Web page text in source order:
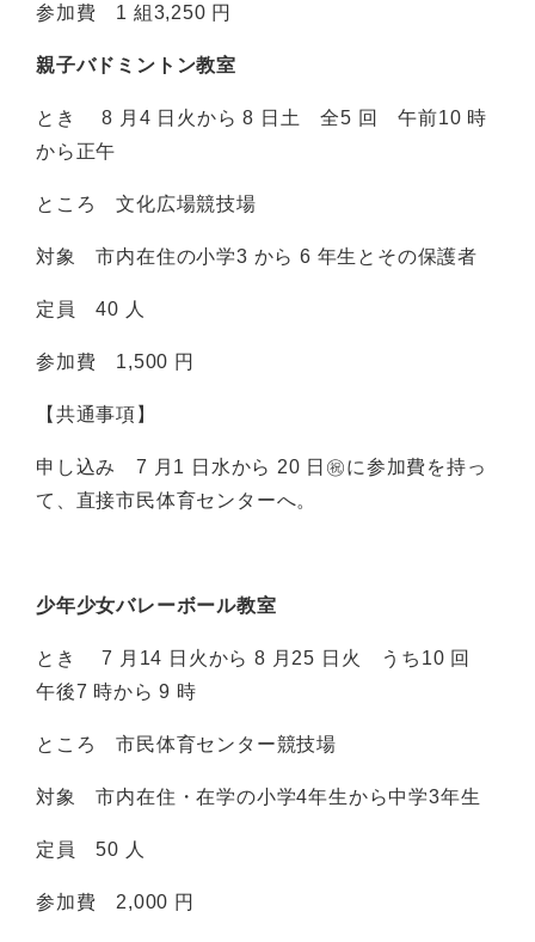
参加費 1 組3,250 円
親子バドミントン教室
とき 8 月4 日火から 8 日土 全5 回 午前10 時
から正午
ところ 文化広場競技場
対象 市内在住の小学3 から 6 年生とその保護者
定員 40 人
参加費 1,500 円
【共通事項】
申し込み 7 月1 日水から 20 日㊗に参加費を持っ
て、直接市民体育センターへ。
少年少女バレーボール教室
とき 7 月14 日火から 8 月25 日火 うち10 回
午後7 時から 9 時
ところ 市民体育センター競技場
対象 市内在住・在学の小学4年生から中学3年生
定員 50 人
参加費 2,000 円